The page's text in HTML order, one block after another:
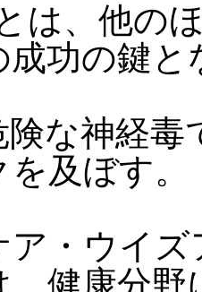
は、他の
成功の鍵
な神経毒
及ぼす。
・ウイズ
、健康分